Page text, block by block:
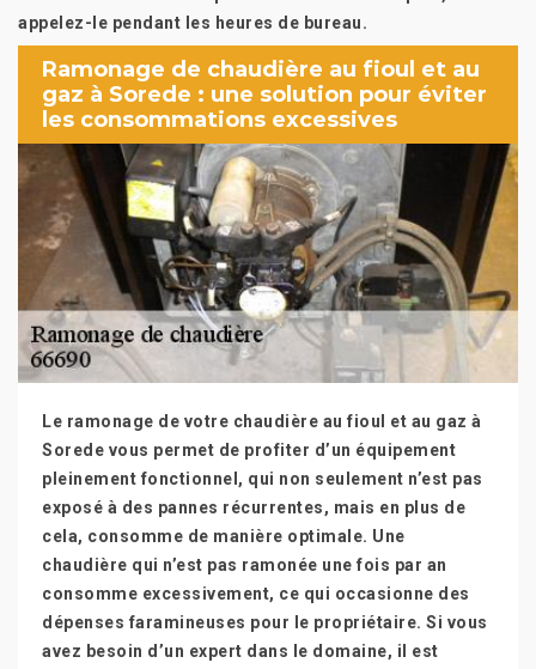
appelez-le pendant les heures de bureau.
Ramonage de chaudière au fioul et au
gaz à Sorede : une solution pour éviter
les consommations excessives
Le ramonage de votre chaudière au fioul et au gaz à
Sorede vous permet de profiter d’un équipement
pleinement fonctionnel, qui non seulement n’est pas
exposé à des pannes récurrentes, mais en plus de
cela, consomme de manière optimale. Une
chaudière qui n’est pas ramonée une fois par an
consomme excessivement, ce qui occasionne des
dépenses faramineuses pour le propriétaire. Si vous
avez besoin d’un expert dans le domaine, il est